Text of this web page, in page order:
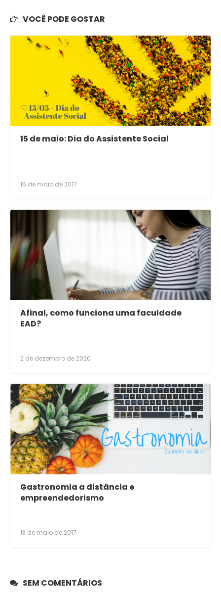
VOCÊ PODE GOSTAR
15 de maio: Dia do Assistente Social
15 de maio de 2017
Afinal, como funciona uma faculdade
EAD?
2 de dezembro de 2020
Gastronomia a distância e
empreendedorismo
13 de maio de 2017
SEM COMENTÁRIOS